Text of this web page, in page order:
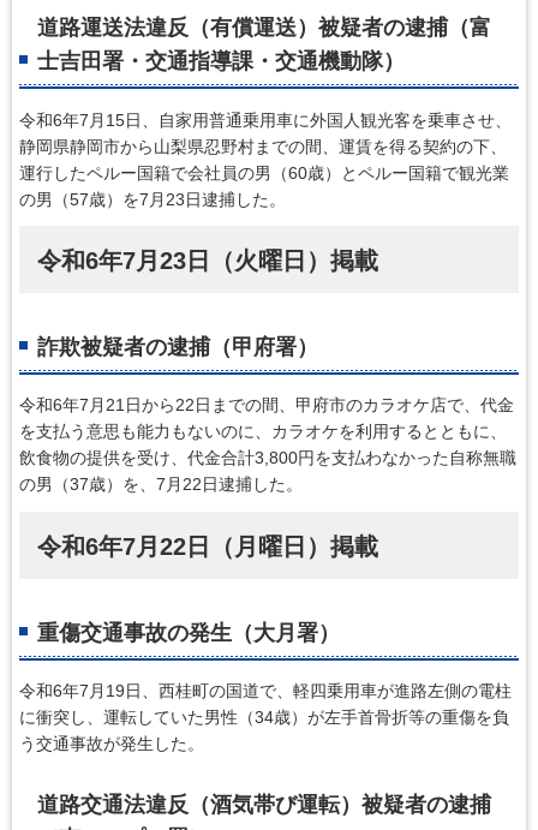
道路運送法違反（有償運送）被疑者の逮捕（富
士吉田署・交通指導課・交通機動隊）
令和6年7月15日、自家用普通乗用車に外国人観光客を乗車させ、
静岡県静岡市から山梨県忍野村までの間、運賃を得る契約の下、
運行したペルー国籍で会社員の男（60歳）とペルー国籍で観光業
の男（57歳）を7月23日逮捕した。
令和6年7月23日（火曜日）掲載
詐欺被疑者の逮捕（甲府署）
令和6年7月21日から22日までの間、甲府市のカラオケ店で、代金
を支払う意思も能力もないのに、カラオケを利用するとともに、
飲食物の提供を受け、代金合計3,800円を支払わなかった自称無職
の男（37歳）を、7月22日逮捕した。
令和6年7月22日（月曜日）掲載
重傷交通事故の発生（大月署）
令和6年7月19日、西桂町の国道で、軽四乗用車が進路左側の電柱
に衝突し、運転していた男性（34歳）が左手首骨折等の重傷を負
う交通事故が発生した。
道路交通法違反（酒気帯び運転）被疑者の逮捕